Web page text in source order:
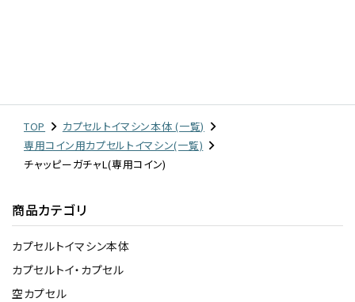
よくあるご質問
ご利用ガイド
06-6282-7659
TOP
カプセルトイマシン本体 (一覧)
専用コイン用カプセルトイマシン(一覧)
チャッピーガチャL(専用コイン)
商品カテゴリ
カプセルトイマシン本体
カプセルトイ・カプセル
空カプセル